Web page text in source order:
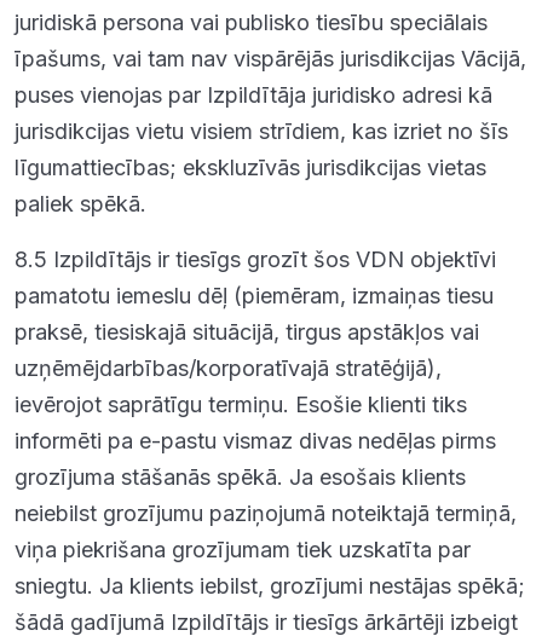
juridiskā persona vai publisko tiesību speciālais
īpašums, vai tam nav vispārējās jurisdikcijas Vācijā,
puses vienojas par Izpildītāja juridisko adresi kā
jurisdikcijas vietu visiem strīdiem, kas izriet no šīs
līgumattiecības; ekskluzīvās jurisdikcijas vietas
paliek spēkā.
8.5 Izpildītājs ir tiesīgs grozīt šos VDN objektīvi
pamatotu iemeslu dēļ (piemēram, izmaiņas tiesu
praksē, tiesiskajā situācijā, tirgus apstākļos vai
uzņēmējdarbības/korporatīvajā stratēģijā),
ievērojot saprātīgu termiņu. Esošie klienti tiks
informēti pa e-pastu vismaz divas nedēļas pirms
grozījuma stāšanās spēkā. Ja esošais klients
neiebilst grozījumu paziņojumā noteiktajā termiņā,
viņa piekrišana grozījumam tiek uzskatīta par
sniegtu. Ja klients iebilst, grozījumi nestājas spēkā;
šādā gadījumā Izpildītājs ir tiesīgs ārkārtēji izbeigt